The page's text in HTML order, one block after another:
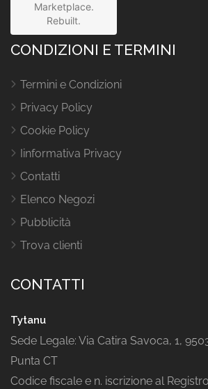
Marketplace.
Rebuilt.
CONDIZIONI E TERMINI
Termini e Condizioni
Privacy Policy
Cookie Policy
Iinformativa Privacy
Contatti
Elenco Negozi
Pubblicità
Trova clienti
CONTATTI
Tytanu
Sede Legale: Via Catira Savoca, 1,
Punta CT
Codice fiscale e n. iscrizione al